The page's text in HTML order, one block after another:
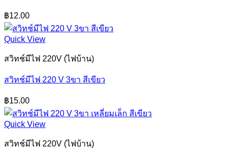
฿12.00
Quick View
สวิทช์มีไฟ 220V (ไฟบ้าน)
สวิทช์มีไฟ 220 V 3ขา สีเขียว
฿15.00
Quick View
สวิทช์มีไฟ 220V (ไฟบ้าน)